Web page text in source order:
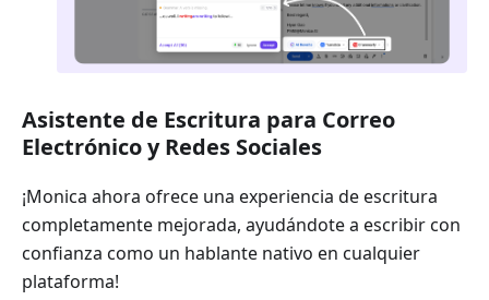
Asistente de Escritura para Correo
Electrónico y Redes Sociales
¡Monica ahora ofrece una experiencia de escritura
completamente mejorada, ayudándote a escribir con
confianza como un hablante nativo en cualquier
plataforma!